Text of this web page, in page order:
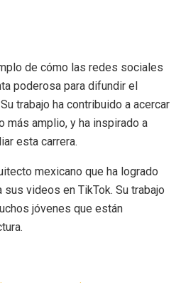
de cómo las redes sociales
poderosa para difundir el
trabajo ha contribuido a acercar
más amplio, y ha inspirado a
esta carrera.
mexicano que ha logrado
videos en TikTok. Su trabajo
jóvenes que están